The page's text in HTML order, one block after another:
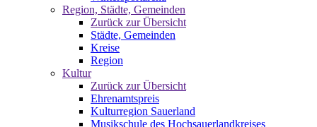
Region, Städte, Gemeinden
Zurück zur Übersicht
Städte, Gemeinden
Kreise
Region
Kultur
Zurück zur Übersicht
Ehrenamtspreis
Kulturregion Sauerland
Musikschule des Hochsauerlandkreises